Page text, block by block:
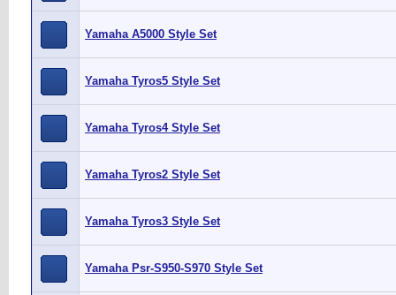
Yamaha A5000 Style Set
Yamaha Tyros5 Style Set
Yamaha Tyros4 Style Set
Yamaha Tyros2 Style Set
Yamaha Tyros3 Style Set
Yamaha Psr-S950-S970 Style Set